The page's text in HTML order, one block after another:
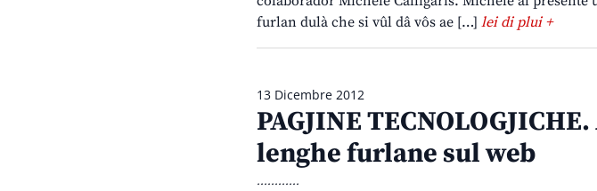
furlan dulà che si vûl dâ vôs ae […] lei di plui +
13 Dicembre 2012
PAGJINE
lenghe furlane sul web
............